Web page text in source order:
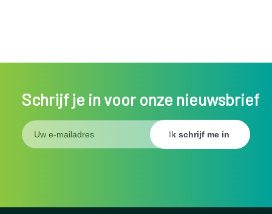
Schrijf je in voor onze nieuwsbrief